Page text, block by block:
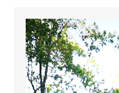
Video
Player